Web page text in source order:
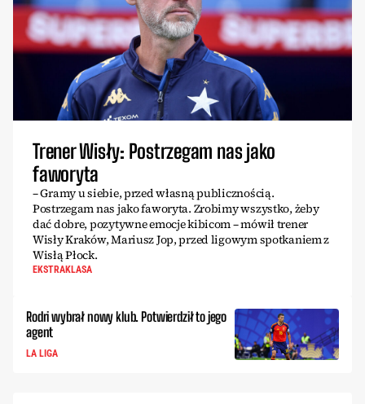
Trener Wisły: Postrzegam nas jako
faworyta
– Gramy u siebie, przed własną publicznością.
Postrzegam nas jako faworyta. Zrobimy wszystko, żeby
dać dobre, pozytywne emocje kibicom – mówił trener
Wisły Kraków, Mariusz Jop, przed ligowym spotkaniem z
Wisłą Płock.
EKSTRAKLASA
Rodri wybrał nowy klub. Potwierdził to jego
agent
LA LIGA